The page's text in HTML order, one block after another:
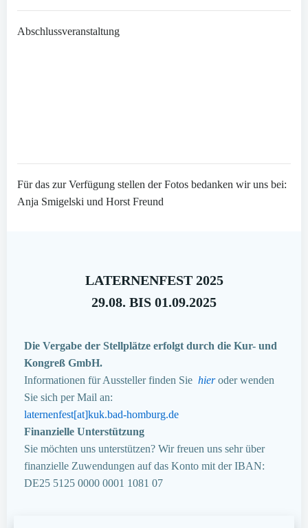
Abschlussveranstaltung
Für das zur Verfügung stellen der Fotos bedanken wir uns bei:
Anja Smigelski und Horst Freund
LATERNENFEST 2025
29.08. BIS 01.09.2025
Die Vergabe der Stellplätze erfolgt durch die Kur- und
Kongreß GmbH.
Informationen für Aussteller finden Sie hieroder wenden
Sie sich per Mail an:
laternenfest[at]kuk.bad-homburg.de
Finanzielle Unterstützung
Sie möchten uns unterstützen? Wir freuen uns sehr über
finanzielle Zuwendungen auf das Konto mit der IBAN:
DE25 5125 0000 0001 1081 07